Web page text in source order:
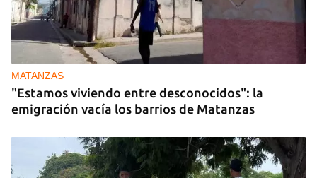
MATANZAS
"Estamos viviendo entre desconocidos": la
emigración vacía los barrios de Matanzas